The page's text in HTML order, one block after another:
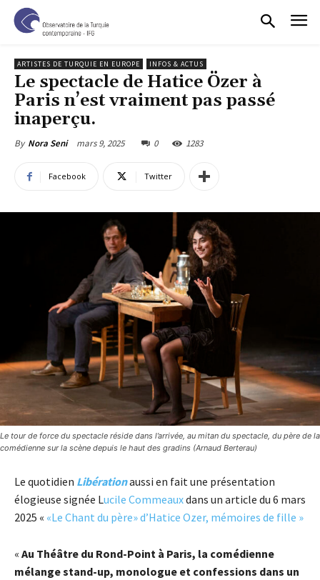
ARTISTES DE TURQUIE EN EUROPE INFOS & ACTUS
Le spectacle de Hatice Özer à
Paris n’est vraiment pas passé
inaperçu.
By Nora Seni mars 9, 2025 0 1283
Facebook Twitter
Le tour de force du spectacle réside dans l’arrivée, au mitan du spectacle, du père de la
comédienne sur la scène depuis le haut des gradins (Arnaud Berterau)
Le quotidien Libérationaussi en fait une présentation
élogieuse signée Lucile Commeauxdans un article du 6 mars
2025 « «Le Chant du père» d’Hatice Ozer, mémoires de fille »
« Au Théâtre du Rond-Point à Paris, la comédienne
mélange stand-up, monologue et confessions dans un